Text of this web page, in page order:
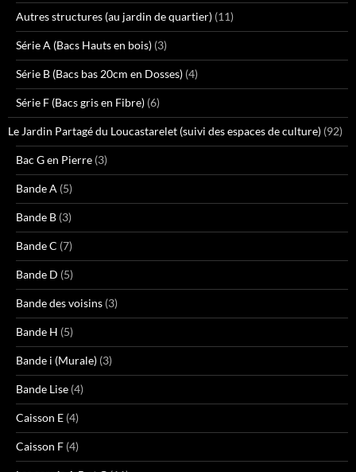
Autres structures (au jardin de quartier) (11)
Série A (Bacs Hauts en bois) (3)
Série B (Bacs bas 20cm en Dosses) (4)
Série F (Bacs gris en Fibre) (6)
Le Jardin Partagé du Loucastarelet (suivi des espaces de culture) (92)
Bac G en Pierre (3)
Bande A (5)
Bande B (3)
Bande C (7)
Bande D (5)
Bande des voisins (3)
Bande H (5)
Bande i (Murale) (3)
Bande Lise (4)
Caisson E (4)
Caisson F (4)